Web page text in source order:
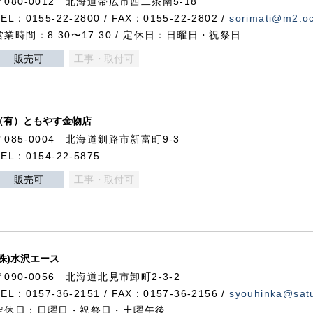
：0155-22-2800 / FAX：0155-22-2802 /
業時間：8:30〜17:30 / 定休日：日曜日・祝祭日
販売可 工事・取付可
有）ともやす金物店
085-0004 北海道釧路市新富町9-3
：0154-22-5875
販売可 工事・取付可
)水沢エース
090-0056 北海道北見市卸町2-3-2
：0157-36-2151 / FAX：0157-36-2156 /
休日：日曜日・祝祭日・土曜午後